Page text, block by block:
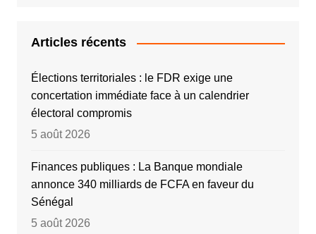
Articles récents
Élections territoriales : le FDR exige une
concertation immédiate face à un calendrier
électoral compromis
5 août 2026
Finances publiques : La Banque mondiale
annonce 340 milliards de FCFA en faveur du
Sénégal
5 août 2026